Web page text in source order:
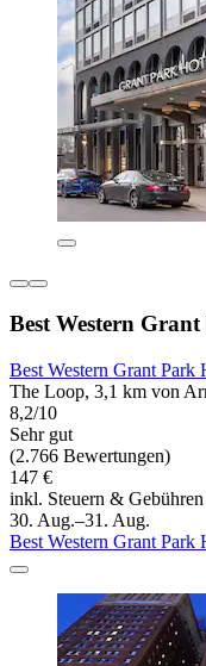
Best Western
Best Western Grant Park
The Loop, 3,1 km von
8,2/10
Sehr gut
(2.766 Bewertungen)
147 €
inkl. Steuern & Gebühren
30. Aug.–31. Aug.
Best Western Grant Park